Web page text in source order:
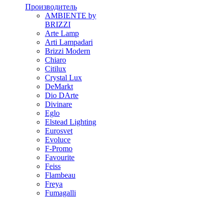
Производитель
AMBIENTE by
BRIZZI
Arte Lamp
Arti Lampadari
Brizzi Modern
Chiaro
Citilux
Crystal Lux
DeMarkt
Dio DArte
Divinare
Eglo
Elstead Lighting
Eurosvet
Evoluce
F-Promo
Favourite
Feiss
Flambeau
Freya
Fumagalli